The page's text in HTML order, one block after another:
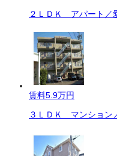
２ＬＤＫ アパート／
賃料5.9万円
３ＬＤＫ マンション